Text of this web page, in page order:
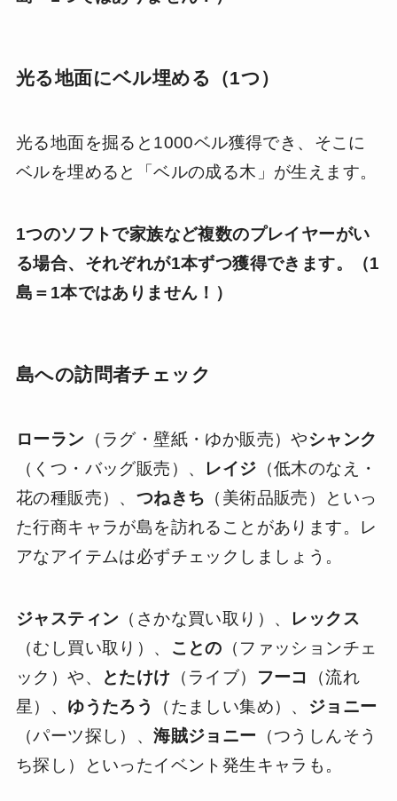
光る地面にベル埋める（1つ）
光る地面を掘ると1000ベル獲得でき、そこに
ベルを埋めると「ベルの成る木」が生えます。
1つのソフトで家族など複数のプレイヤーがい
る場合、それぞれが1本ずつ獲得できます。（1
島＝1本ではありません！）
島への訪問者チェック
ローラン （ラグ・壁紙・ゆか販売）やシャンク
（くつ・バッグ販売）、
レイジ （低木のなえ・
花の種販売）、 つねきち （美術品販売）といっ
た行商キャラが島を訪れることがあります。レ
アなアイテムは必ずチェックしましょう。
ジャスティン （さかな買い取り）、 レックス
（むし買い取り）、
ことの （ファッションチェ
ック）や、
とたけけ （ライブ） フーコ
（流れ
星）、 ゆうたろう （たましい集め）、
ジョニー
（パーツ探し）、海賊ジョニー （つうしんそう
ち探し）といったイベント発生キャラも。